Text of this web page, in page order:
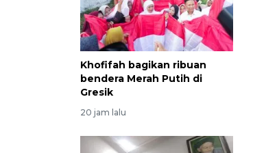
Khofifah bagikan ribuan
bendera Merah Putih di
Gresik
20 jam lalu